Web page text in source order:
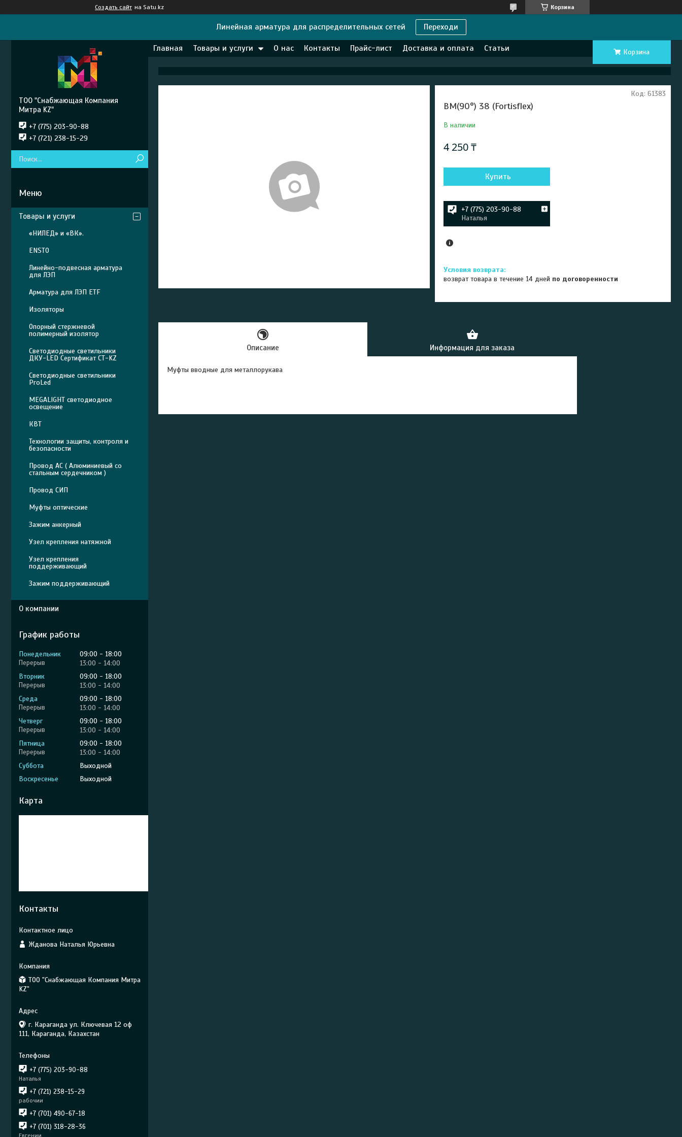
Создать сайт на Satu.kz Корзина
Линейная арматура для распределительных сетей Переходи
Главная Товары и услуги О нас Контакты Прайс-лист Доставка и оплата Статьи Корзина
ВМ(90°) 38 (Fortisflex)
В наличии
Код: 61383
4 250 ₸
Купить
+7 (775) 203-90-88
Наталья
возврат товара в течение 14 дней по договоренности
Описание Информация для заказа
Муфты вводные для металлорукава
ТОО "Снабжающая Компания
Митра KZ"
+7 (775) 203-90-88
+7 (721) 238-15-29
Товары и услуги
«НИЛЕД» и «ВК».
ENSTO
Линейно-подвесная арматура
для ЛЭП
Арматура для ЛЭП ETF
Изоляторы
Опорный стержневой
полимерный изолятор
Светодиодные светильники
ДКУ-LED Сертификат СТ-KZ
Светодиодные светильники
ProLed
MEGALIGHT светодиодное
освещение
КВТ
Технологии защиты, контроля и
безопасности
Провод АС ( Алюминиевый со
стальным сердечником )
Провод СИП
Муфты оптические
Зажим анкерный
Узел крепления натяжной
Узел крепления
поддерживающий
Зажим поддерживающий
О компании
График работы
Понедельник 09:00
18:00
13:00
14:00
Вторник
09:00
18:00
13:00
14:00
Среда
09:00
18:00
13:00
14:00
Четверг
09:00
18:00
13:00
14:00
Пятница
09:00
18:00
13:00
14:00
Суббота
Выходной
Воскресенье
Выходной
Карта
Контакты
Жданова Наталья Юрьевна
ТОО "Снабжающая Компания Митра
KZ"
г. Караганда ул. Ключевая 12 оф
111, Караганда, Казахстан
+7 (775) 203-90-88
Наталья
+7 (721) 238-15-29
рабочии
+7 (701) 490-67-18
+7 (701) 318-28-36
Евгении